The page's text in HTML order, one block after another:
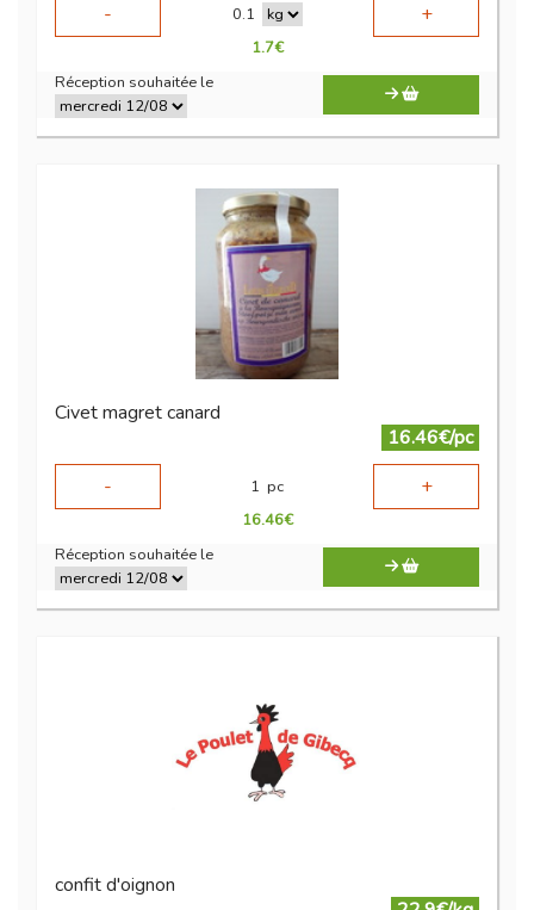
-
0.1 +
1.7€
Réception souhaitée le
Civet magret canard
16.46€/pc
-
1 pc +
16.46€
Réception souhaitée le
confit d'oignon